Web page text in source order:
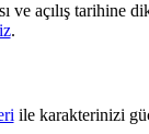
ve açılış tarihine
.
ile karakterinizi